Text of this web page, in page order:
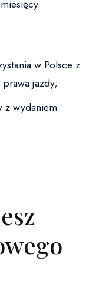
w Polsce z
jazdy;
z wydaniem